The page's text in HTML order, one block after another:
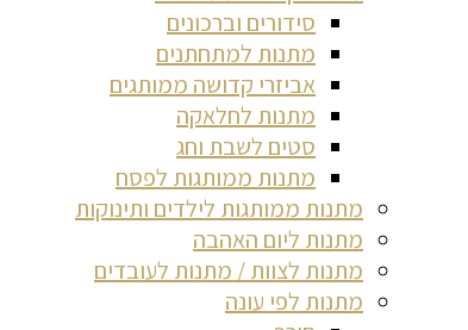
סידורים וברכונים
מתנות למתחתנים
אביזרי קדושה ממותגים
מתנות לחלאקה
סטים לשבת וחג
מתנות ממותגות לפסח
מתנות ממותגות לילדים ותינוקות
מתנות ליום האהבה
מתנות לצוות / מתנות לעובדים
מתנות לפי עונה